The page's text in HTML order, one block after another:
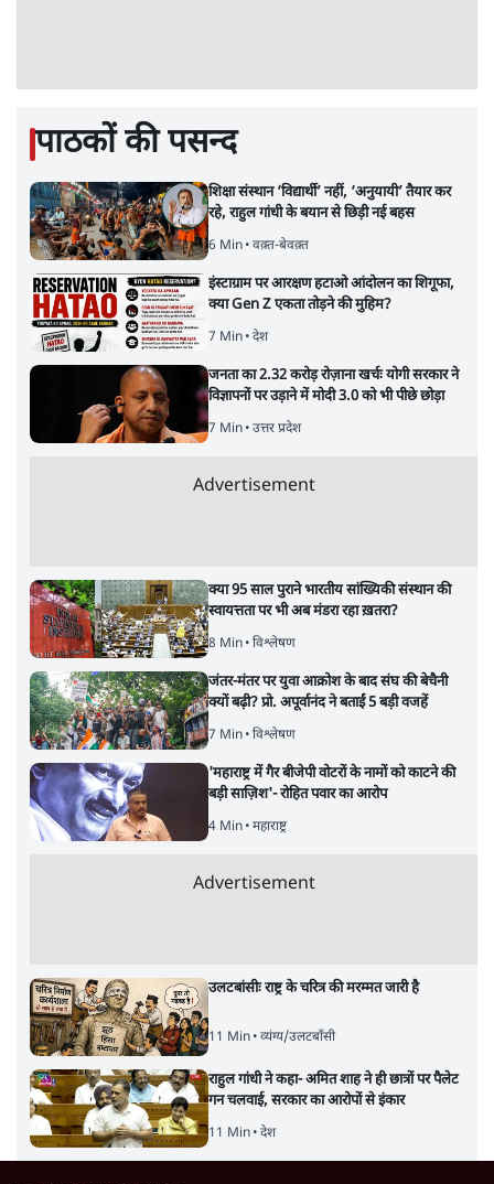
पाठकों की पसन्द
शिक्षा संस्थान ‘विद्यार्थी’ नहीं, ‘अनुयायी’ तैयार कर
रहे, राहुल गांधी के बयान से छिड़ी नई बहस
6 Min• वक़्त-बेवक़्त
इंस्टाग्राम पर आरक्षण हटाओ आंदोलन का शिगूफा,
क्या Gen Z एकता तोड़ने की मुहिम?
7 Min• देश
जनता का 2.32 करोड़ रोज़ाना खर्चः योगी सरकार ने
विज्ञापनों पर उड़ाने में मोदी 3.0 को भी पीछे छोड़ा
7 Min• उत्तर प्रदेश
Advertisement
क्या 95 साल पुराने भारतीय सांख्यिकी संस्थान की
स्वायत्तता पर भी अब मंडरा रहा ख़तरा?
8 Min• विश्लेषण
जंतर-मंतर पर युवा आक्रोश के बाद संघ की बेचैनी
क्यों बढ़ी? प्रो. अपूर्वानंद ने बताईं 5 बड़ी वजहें
7 Min• विश्लेषण
'महाराष्ट्र में गैर बीजेपी वोटरों के नामों को काटने की
बड़ी साज़िश'- रोहित पवार का आरोप
4 Min• महाराष्ट्र
Advertisement
उलटबांसीः राष्ट्र के चरित्र की मरम्मत जारी है
11 Min• व्यंग्य/उलटबाँसी
राहुल गांधी ने कहा- अमित शाह ने ही छात्रों पर पैलेट
गन चलवाई, सरकार का आरोपों से इंकार
11 Min• देश